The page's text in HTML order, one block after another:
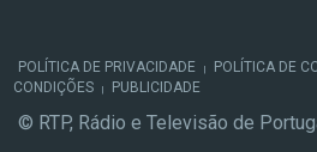
POLÍTICA DE PRIVACIDADE | POLÍTICA DE
CONDIÇÕES
| PUBLICIDADE
© RTP, Rádio e Televisão de